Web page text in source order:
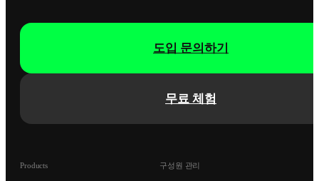
무료 체험
도입 문의하기
Products 구성원 관리